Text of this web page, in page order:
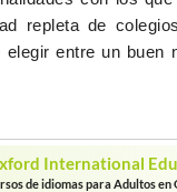
repleta de
entre un buen
International
de idiomas para Adultos